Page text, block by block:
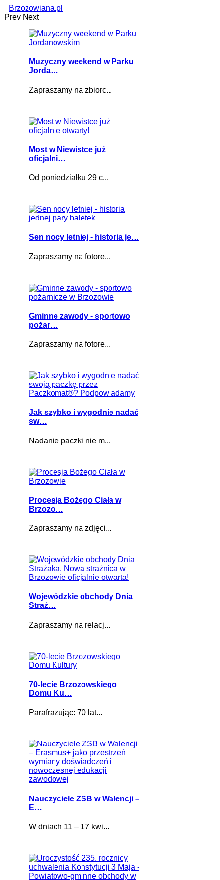
Brzozowiana.pl
Muzyczny weekend w Parku
Jorda…
Zapraszamy na zbiorc...
Most w Niewistce już
oficjalni…
Od poniedziałku 29 c...
Sen nocy letniej - historia je…
Zapraszamy na fotore...
Gminne zawody - sportowo
pożar…
Zapraszamy na fotore...
Jak szybko i wygodnie nadać
sw…
Nadanie paczki nie m...
Procesja Bożego Ciała w
Brzozo…
Zapraszamy na zdjęci...
Wojewódzkie obchody Dnia
Straż…
Zapraszamy na relacj...
70-lecie Brzozowskiego
Domu Ku…
Parafrazując: 70 lat...
Nauczyciele ZSB w Walencji –
E…
W dniach 11 – 17 kwi...
Prev Next